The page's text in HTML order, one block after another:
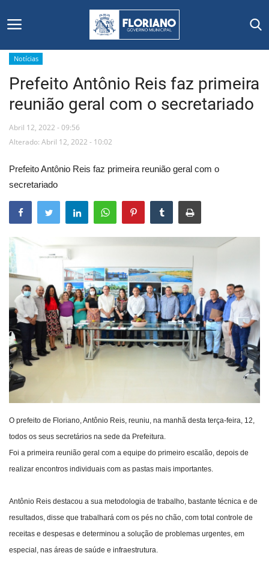
Início
Editais
Floriano
Secretarias e Órgãos
Mural de Licitações
Notícias
Vídeos
Webmail
Contato
Notícias
Prefeito Antônio Reis faz primeira
reunião geral com o secretariado
Abril 12, 2022 - 09:56
Alterado: Abril 12, 2022 - 10:02
Prefeito Antônio Reis faz primeira reunião geral com o
secretariado
O prefeito de Floriano, Antônio Reis, reuniu, na manhã desta terça-feira, 12,
todos os seus secretários na sede da Prefeitura.
Foi a primeira reunião geral com a equipe do primeiro escalão, depois de
realizar encontros individuais com as pastas mais importantes.
Antônio Reis destacou a sua metodologia de trabalho, bastante técnica e de
resultados, disse que trabalhará com os pés no chão, com total controle de
receitas e despesas e determinou a solução de problemas urgentes, em
especial, nas áreas de saúde e infraestrutura.